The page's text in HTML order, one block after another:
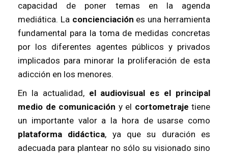
capacidad de poner temas en la agenda
mediática. La concienciación es una herramienta
fundamental para la toma de medidas concretas
por los diferentes agentes públicos y privados
implicados para minorar la proliferación de esta
adicción en los menores.
En la actualidad, el audiovisual es el principal
medio de comunicación y el cortometraje tiene
un importante valor a la hora de usarse como
plataforma didáctica, ya que su duración es
adecuada para plantear no sólo su visionado sino